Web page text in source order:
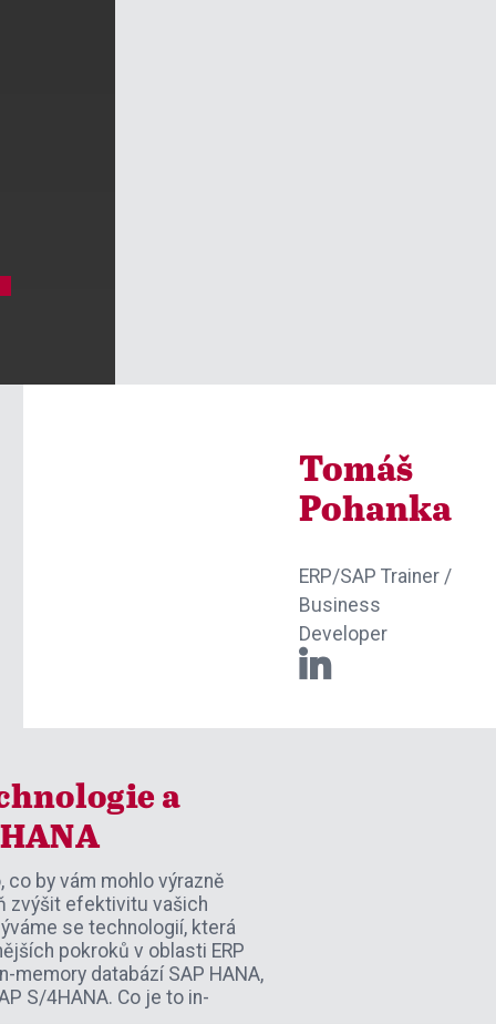
Tomáš
Pohanka
ERP/SAP Trainer /
Business
Developer

a
co by vám mohlo výrazně
zvýšit efektivitu vašich
se technologií, která
pokroků v oblasti ERP
databází SAP HANA,
S/4HANA. Co je to in-